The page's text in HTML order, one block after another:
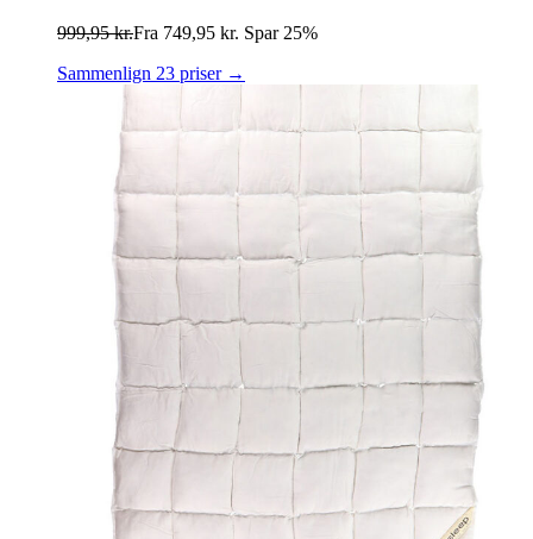
999,95kr.Fra 749,95 kr. Spar 25%
Sammenlign 23 priser →